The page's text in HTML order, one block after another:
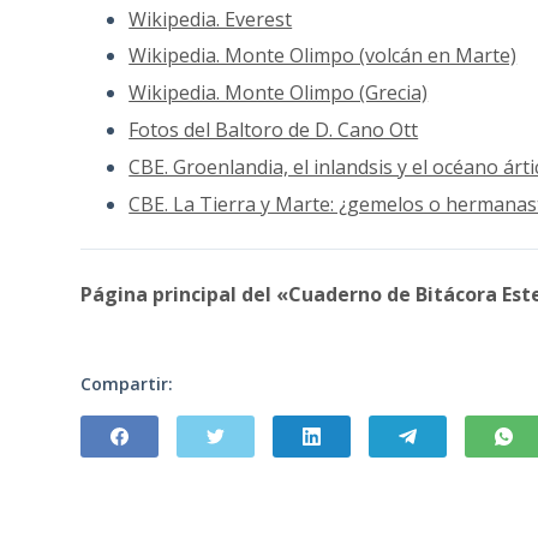
Wikipedia. Everest
Wikipedia. Monte Olimpo (volcán en Marte)
Wikipedia. Monte Olimpo (Grecia)
Fotos del Baltoro de D. Cano Ott
CBE. Groenlandia, el inlandsis y el océano
CBE. La Tierra y Marte: ¿gemelos o
Página principal del «Cuaderno de Bitácora
Compartir: